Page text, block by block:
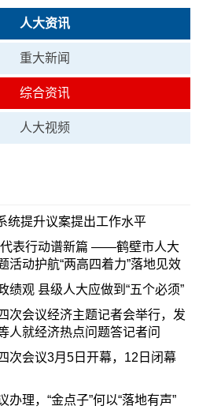
人大资讯
重大新闻
综合资讯
人大视频
统提升议案提出工作水平
代表行动谱新篇 ——鹤壁市人大
活动护航“两高四着力”落地见效
绩观 县级人大应做到“五个必须”
次会议经济主题记者会举行，发
人就经济热点问题答记者问
次会议3月5日开幕，12日闭幕
办理，“金点子”何以“落地有声”